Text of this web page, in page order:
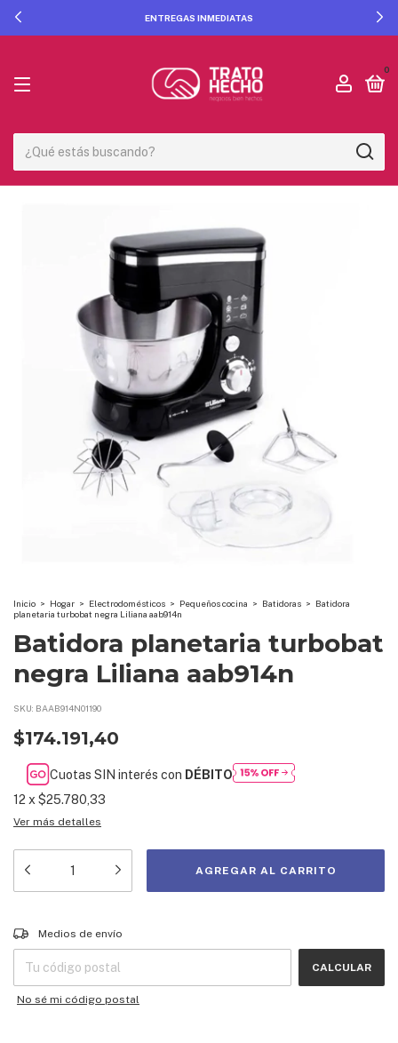
ENTREGAS INMEDIATAS
0
Inicio > Hogar > Electrodomésticos > Pequeños cocina > Batidoras > Batidora
planetaria turbobat negra Liliana aab914n
Batidora planetaria turbobat
negra Liliana aab914n
SKU: BAAB914N01190
$174.191,40
Cuotas SIN interés con DÉBITO
12 x $25.780,33
Ver más detalles
Entregas para el CP:
Medios de envío
CALCULAR
No sé mi código postal